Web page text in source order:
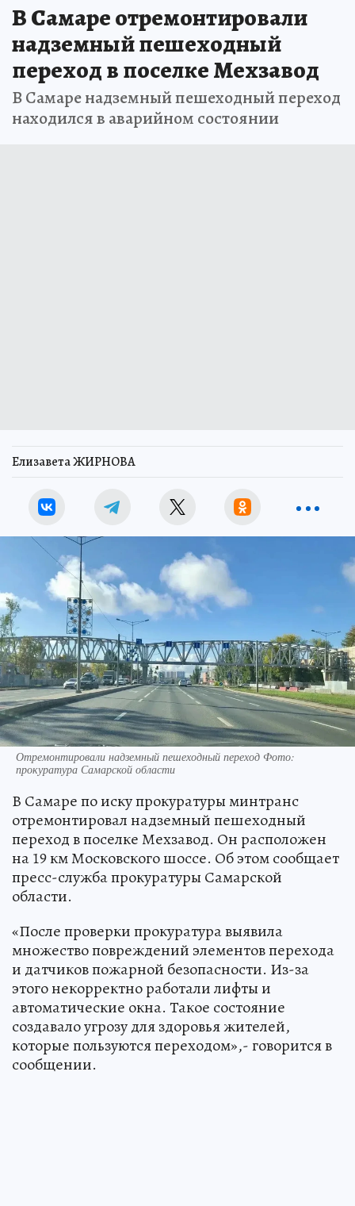
В Самаре отремонтировали
надземный пешеходный
переход в поселке Мехзавод
В Самаре надземный пешеходный переход
находился в аварийном состоянии
Елизавета ЖИРНОВА
Отремонтировали надземный пешеходный переход Фото:
прокуратура Самарской области
В Самаре по иску прокуратуры минтранс
отремонтировал надземный пешеходный
переход в поселке Мехзавод. Он расположен
на 19 км Московского шоссе. Об этом сообщает
пресс-служба прокуратуры Самарской
области.
«После проверки прокуратура выявила
множество повреждений элементов перехода
и датчиков пожарной безопасности. Из-за
этого некорректно работали лифты и
автоматические окна. Такое состояние
создавало угрозу для здоровья жителей,
которые пользуются переходом»,- говорится в
сообщении.